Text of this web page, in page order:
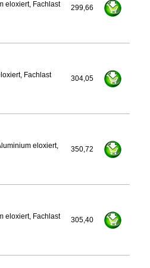
eloxiert, Fachlast
299,66
Fachlast
304,05
eloxiert,
350,72
eloxiert, Fachlast
305,40